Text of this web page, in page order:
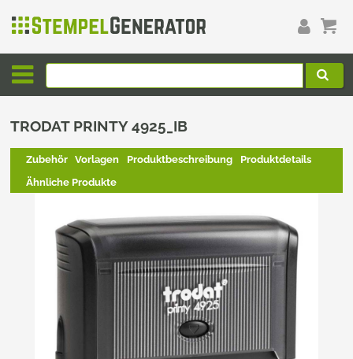
TRODAT PRINTY 4925_IB
Zubehör Vorlagen Produktbeschreibung
Produktdetails
Ähnliche Produkte